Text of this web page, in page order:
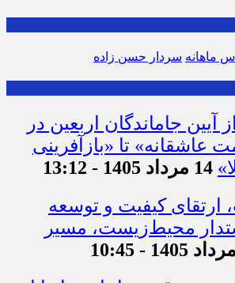
ماهانه سردار حسن زاده
جاماندگان اربعین در
عاشقانه» تا «بازآفرینی
14 مرداد 1405 - 13:12
کیفیت و توسعه
محیط‌زیست، مسیر